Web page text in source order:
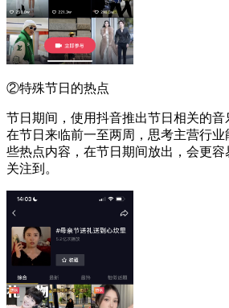
②特殊节日的热点
节日期间，使用抖音推出节日相关的
在节日来临前一至两周，思考主营行
些热点内容，在节日期间放出，会更
关注到。